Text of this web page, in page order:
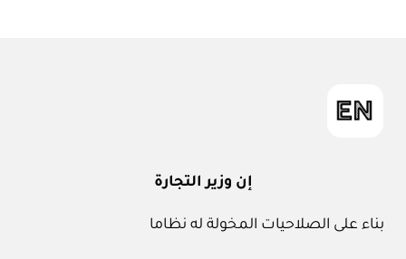
إن وزير التجارة
بناء على الصلاحيات المخولة له نظاما